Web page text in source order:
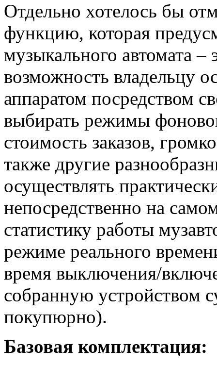
Отдельно хотелось бы
функцию, которая
музыкального автомата
возможность владельцу
аппаратом посредством
выбирать режимы
стоимость заказов,
также другие
осуществлять
непосредственно на
статистику работы
режиме реального
время выключения/
собранную устройством
покупюрно).
Базовая комплектация: